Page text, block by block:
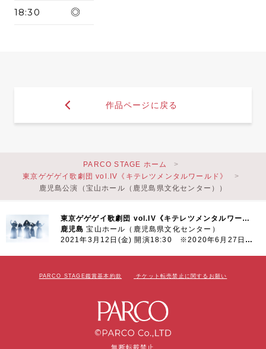
18:30 ◎
作品ページに戻る
東京ゲゲゲイ歌劇団 vol.IV《キテレツメンタルワールド》
鹿児島宝山ホール（鹿児島県文化センター）
2021年3月12日(金) 開演18:30 ※2020年6月27日(土)より延期
PARCO STAGE ホーム
東京ゲゲゲイ歌劇団 vol.IV《キテレツメンタルワールド》
鹿児島公演（宝山ホール（鹿児島県文化センター））
PARCO STAGE鑑賞基本約款 チケット転売禁止に関するお願い
無断転載禁止